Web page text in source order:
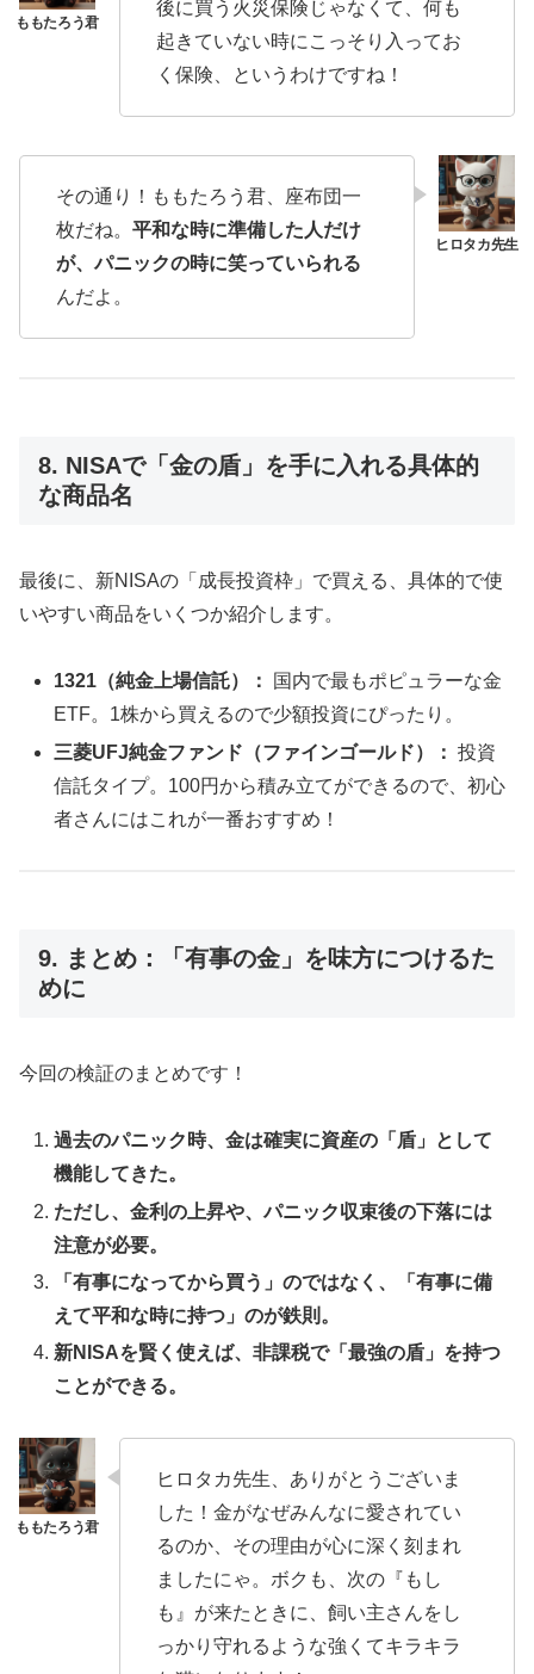
後に買う火災保険じゃなくて、何も
起きていない時にこっそり入ってお
く保険、というわけですね！
その通り！ももたろう君、座布団一
枚だね。 平和な時に準備した人だけ
が、パニックの時に笑っていられる
んだよ。
8. NISAで「金の盾」を手に入れる具体的
な商品名
最後に、新NISAの「成長投資枠」で買える、具体的で使
いやすい商品をいくつか紹介します。
1321（純金上場信託）：
国内で最もポピュラーな金
ETF。1株から買えるので少額投資にぴったり。
三菱UFJ純金ファンド（ファインゴールド）： 投資
信託タイプ。100円から積み立てができるので、初心
者さんにはこれが一番おすすめ！
9. まとめ：「有事の金」を味方につけるた
めに
今回の検証のまとめです！
過去のパニック時、金は確実に資産の「盾」として
機能してきた。
ただし、金利の上昇や、パニック収束後の下落には
注意が必要。
「有事になってから買う」のではなく、「有事に備
えて平和な時に持つ」のが鉄則。
新NISAを賢く使えば、非課税で「最強の盾」を持つ
ことができる。
ヒロタカ先生、ありがとうございま
した！金がなぜみんなに愛されてい
るのか、その理由が心に深く刻まれ
ましたにゃ。ボクも、次の『もし
も』が来たときに、飼い主さんをし
っかり守れるような強くてキラキラ